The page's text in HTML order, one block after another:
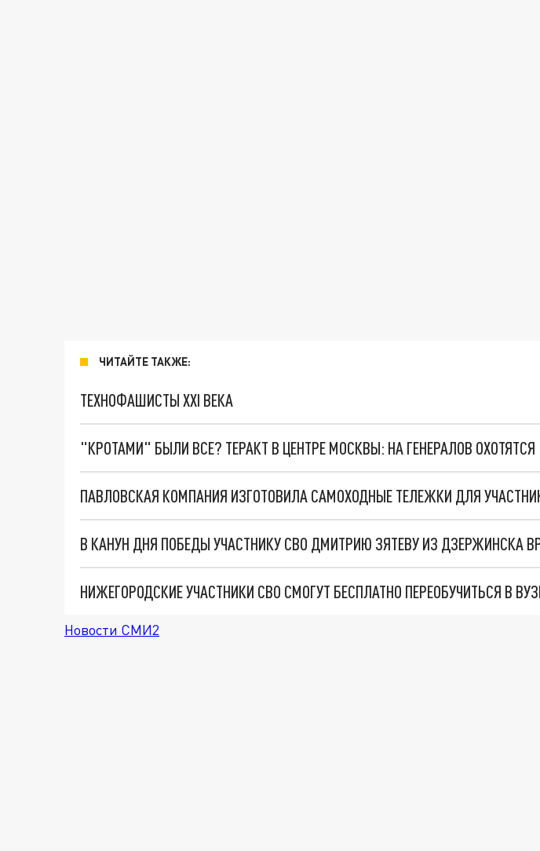
ЧИТАЙТЕ ТАКЖЕ:
ТЕХНОФАШИСТЫ XXI ВЕКА
"КРОТАМИ" БЫЛИ ВСЕ? ТЕРАКТ В ЦЕНТРЕ МОСКВЫ: НА ГЕНЕРАЛОВ
ПАВЛОВСКАЯ КОМПАНИЯ ИЗГОТОВИЛА САМОХОДНЫЕ ТЕЛЕЖКИ ДЛЯ
НИЖЕГОРОДСКИЕ УЧАСТНИКИ СВО СМОГУТ БЕСПЛАТНО ПЕРЕОБУЧИТЬСЯ В
Новости СМИ2